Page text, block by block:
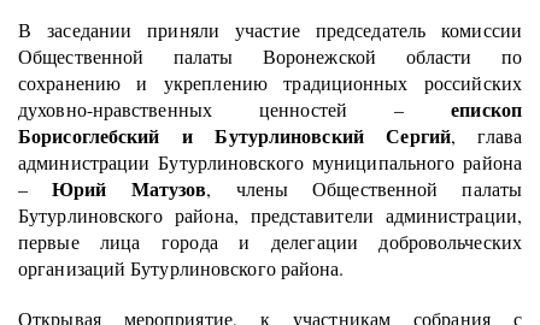
В заседании приняли участие председатель комиссии
Общественной палаты Воронежской области по
сохранению и укреплению традиционных российских
духовно-нравственных ценностей –епископ
Борисоглебский и Бутурлиновский Сергий, глава
администрации Бутурлиновского муниципального района
–Юрий Матузов, члены Общественной палаты
Бутурлиновского района, представители администрации,
первые лица города и делегации добровольческих
организаций Бутурлиновского района.
Открывая мероприятие, к участникам собрания с